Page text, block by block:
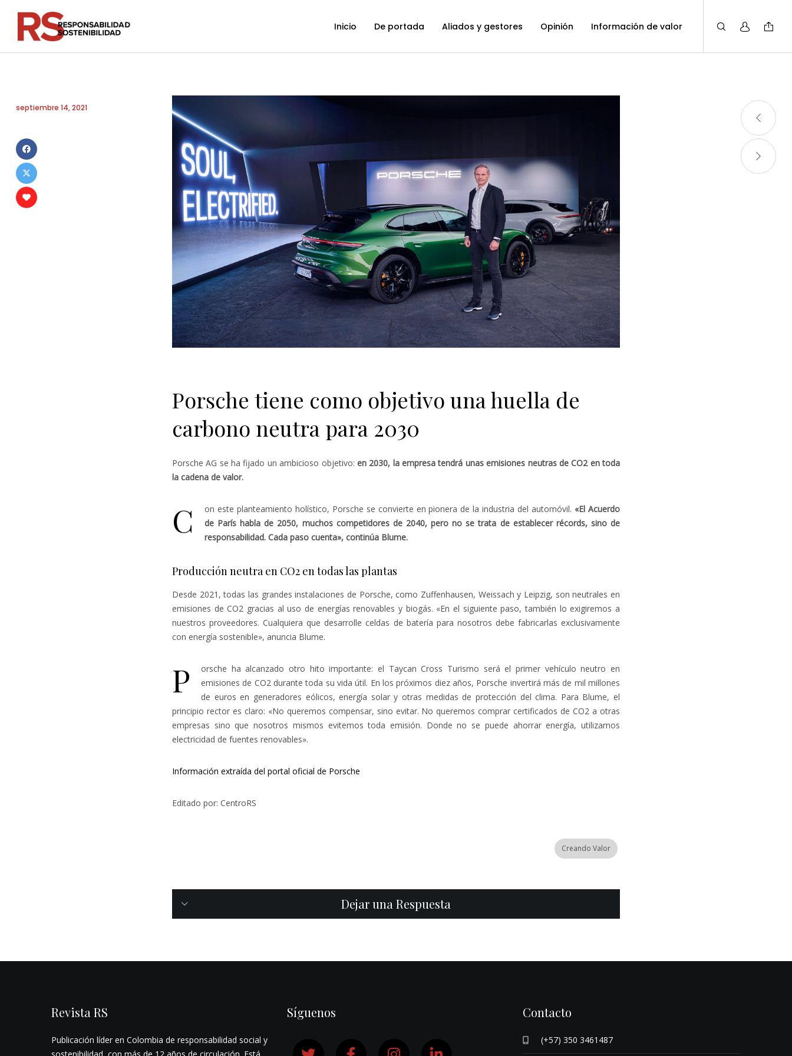
Inicio De portada Aliados y gestores Opinión Información de valor
Porsche tiene como objetivo una huella de
carbono neutra para 2030
Porsche AG se ha fijado un ambicioso objetivo: en 2030, la empresa tendrá unas emisiones neutras de CO2 en toda
la cadena de valor.
C on este planteamiento holístico, Porsche se convierte en pionera de la industria del automóvil. «El Acuerdo
de París habla de 2050, muchos competidores de 2040, pero no se trata de establecer récords, sino de
responsabilidad. Cada paso cuenta», continúa Blume.
Producción neutra en CO2 en todas las plantas
Desde 2021, todas las grandes instalaciones de Porsche, como Zuffenhausen, Weissach y Leipzig, son neutrales en
emisiones de CO2 gracias al uso de energías renovables y biogás. «En el siguiente paso, también lo exigiremos a
nuestros proveedores. Cualquiera que desarrolle celdas de batería para nosotros debe fabricarlas exclusivamente
con energía sostenible», anuncia Blume.
P
orsche ha alcanzado otro hito importante: el Taycan Cross Turismo será el primer vehículo neutro en
emisiones de CO2 durante toda su vida útil. En los próximos diez años, Porsche invertirá más de mil millones
de euros en generadores eólicos, energía solar y otras medidas de protección del clima. Para Blume, el
principio rector es claro: «No queremos compensar, sino evitar. No queremos comprar certificados de CO2 a otras
empresas sino que nosotros mismos evitemos toda emisión. Donde no se puede ahorrar energía, utilizamos
electricidad de fuentes renovables».
Información extraída del portal oficial de Porsche
Editado por: CentroRS
Creando Valor
Dejar una Respuesta
septiembre 14, 2021
Revista RS
Publicación líder en Colombia de responsabilidad social y
Síguenos Contacto
(+57) 350 3461487